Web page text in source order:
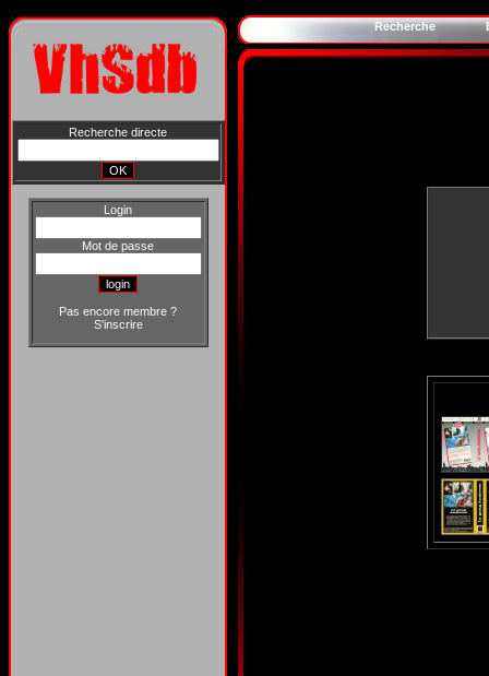
Recherche directe
Login
Mot de passe
Pas encore membre ?
S'inscrire
Recherche